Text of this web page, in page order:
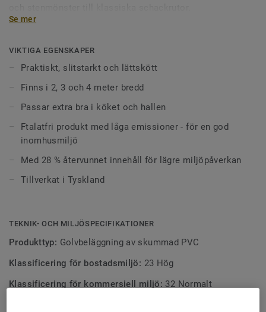
Se mer
VIKTIGA EGENSKAPER
Praktiskt, slitstarkt och lättskött
Finns i 2, 3 och 4 meter bredd
Passar extra bra i köket och hallen
Ftalatfri produkt med låga emissioner - för en god
inomhusmiljö
Med 28 % återvunnet innehåll för lägre miljöpåverkan
Tillverkat i Tyskland
TEKNIK- OCH MILJÖSPECIFIKATIONER
Produkttyp: Golvbeläggning av skummad PVC
Klassificering för bostadsmiljö: 23 Hög
Klassificering för kommersiell miljö: 32 Normalt